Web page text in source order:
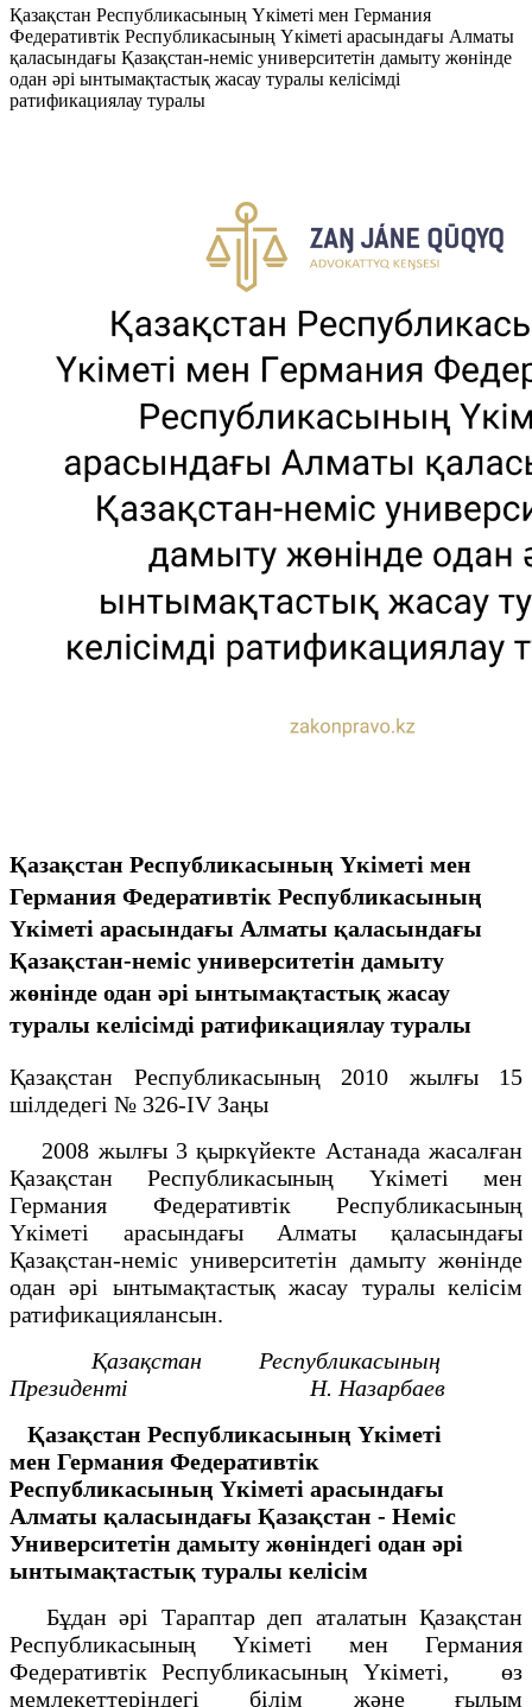
Қазақстан Республикасының Үкіметі мен Германия
Федеративтік Республикасының Үкіметі арасындағы Алматы
қаласындағы Қазақстан-неміс университетін дамыту жөнінде
одан әрі ынтымақтастық жасау туралы келісімді
ратификациялау туралы
Қазақстан Республикасының Үкіметі мен
Германия Федеративтік Республикасының
Үкіметі арасындағы Алматы қаласындағы
Қазақстан-неміс университетін дамыту
жөнінде одан әрі ынтымақтастық жасау
туралы келісімді ратификациялау туралы
Қазақстан Республикасының 2010 жылғы 15
шілдедегі № 326-IV Заңы
2008 жылғы 3 қыркүйекте Астанада жасалған
Қазақстан Республикасының Үкіметі мен
Германия Федеративтік Республикасының
Үкіметі арасындағы Алматы қаласындағы
Қазақстан-неміс университетін дамыту жөнінде
одан әрі ынтымақтастық жасау туралы келісім
ратификациялансын.
Қазақстан Республикасының
Президенті Н. Назарбаев
Қазақстан Республикасының Үкіметі
мен Германия Федеративтік
Республикасының Үкіметі арасындағы
Алматы қаласындағы Қазақстан - Неміс
Университетін дамыту жөніндегі одан әрі
ынтымақтастық туралы келісім
Бұдан әрі Тараптар деп аталатын Қазақстан
Республикасының Үкіметі мен Германия
Федеративтік Республикасының Үкіметі, өз
мемлекеттеріндегі білім және ғылым